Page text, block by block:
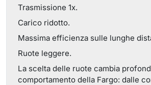
Trasmissione 1x.
Carico ridotto.
Massima efficienza sulle lunghe
Ruote leggere.
La scelta delle ruote cambia
comportamento della Fargo: dalle